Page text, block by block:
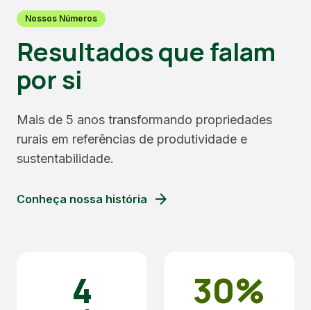
Nossos Números
Resultados que falam
por si
Mais de 5 anos transformando propriedades
rurais em referências de produtividade e
sustentabilidade.
Conheça nossa história arrow_forward
4 30%